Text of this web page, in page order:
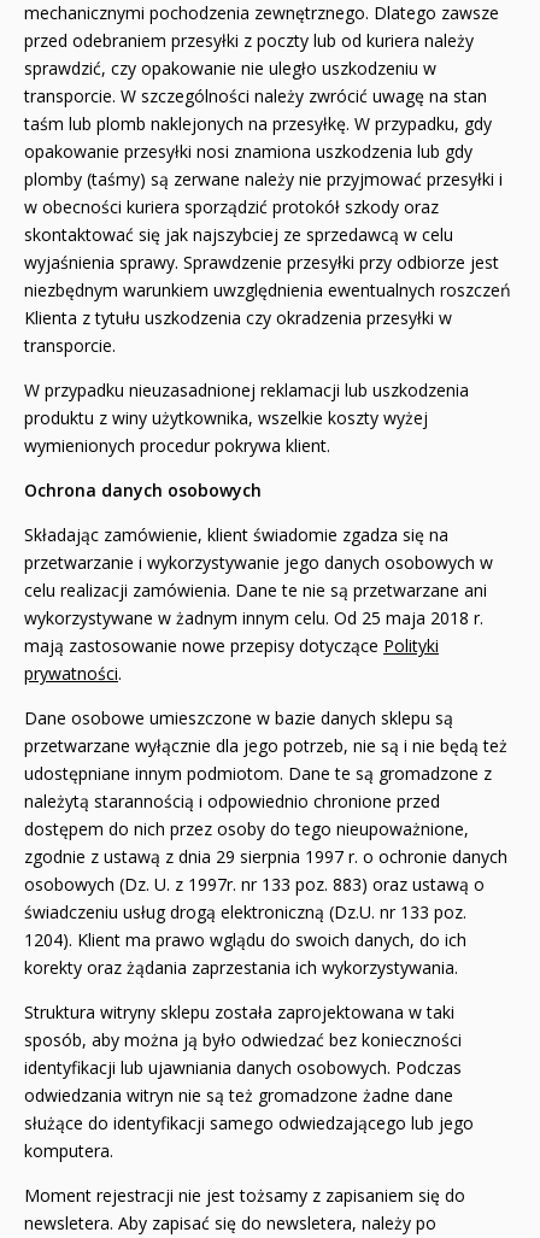
mechanicznymi pochodzenia zewnętrznego. Dlatego zawsze
przed odebraniem przesyłki z poczty lub od kuriera należy
sprawdzić, czy opakowanie nie uległo uszkodzeniu w
transporcie. W szczególności należy zwrócić uwagę na stan
taśm lub plomb naklejonych na przesyłkę. W przypadku, gdy
opakowanie przesyłki nosi znamiona uszkodzenia lub gdy
plomby (taśmy) są zerwane należy nie przyjmować przesyłki i
w obecności kuriera sporządzić protokół szkody oraz
skontaktować się jak najszybciej ze sprzedawcą w celu
wyjaśnienia sprawy. Sprawdzenie przesyłki przy odbiorze jest
niezbędnym warunkiem uwzględnienia ewentualnych roszczeń
Klienta z tytułu uszkodzenia czy okradzenia przesyłki w
transporcie.
W przypadku nieuzasadnionej reklamacji lub uszkodzenia
produktu z winy użytkownika, wszelkie koszty wyżej
wymienionych procedur pokrywa klient.
Ochrona danych osobowych
Składając zamówienie, klient świadomie zgadza się na
przetwarzanie i wykorzystywanie jego danych osobowych w
celu realizacji zamówienia. Dane te nie są przetwarzane ani
wykorzystywane w żadnym innym celu. Od 25 maja 2018 r.
mają zastosowanie nowe przepisy dotyczące Polityki
prywatności.
Dane osobowe umieszczone w bazie danych sklepu są
przetwarzane wyłącznie dla jego potrzeb, nie są i nie będą też
udostępniane innym podmiotom. Dane te są gromadzone z
należytą starannością i odpowiednio chronione przed
dostępem do nich przez osoby do tego nieupoważnione,
zgodnie z ustawą z dnia 29 sierpnia 1997 r. o ochronie danych
osobowych (Dz. U. z 1997r. nr 133 poz. 883) oraz ustawą o
świadczeniu usług drogą elektroniczną (Dz.U. nr 133 poz.
1204). Klient ma prawo wglądu do swoich danych, do ich
korekty oraz żądania zaprzestania ich wykorzystywania.
Struktura witryny sklepu została zaprojektowana w taki
sposób, aby można ją było odwiedzać bez konieczności
identyfikacji lub ujawniania danych osobowych. Podczas
odwiedzania witryn nie są też gromadzone żadne dane
służące do identyfikacji samego odwiedzającego lub jego
komputera.
Moment rejestracji nie jest tożsamy z zapisaniem się do
newsletera. Aby zapisać się do newsletera, należy po